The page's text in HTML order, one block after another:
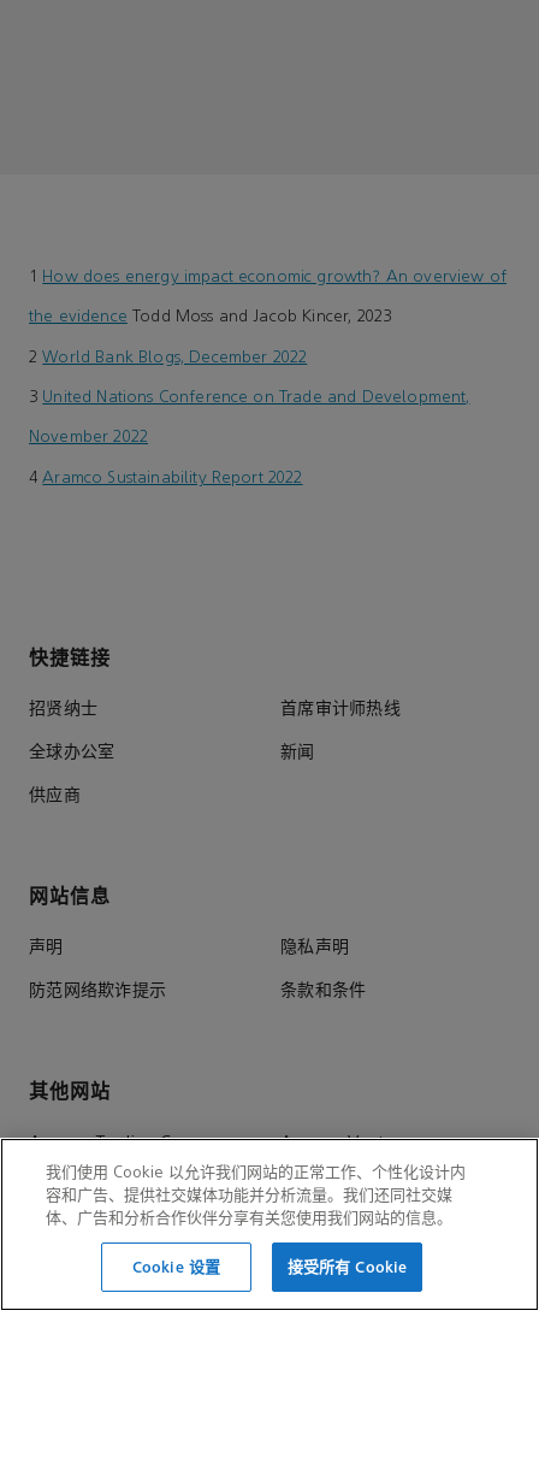
1 How does energy impact economic growth? An overview of
the evidence Todd Moss and Jacob Kincer, 2023
2World Bank Blogs, December 2022
3 United Nations Conference on Trade and Development,
November 2022
4Aramco Sustainability Report 2022
快捷链接
招贤纳士 首席审计师热线
全球办公室 新闻
供应商
网站信息
声明 隐私声明
防范网络欺诈提示 条款和条件
其他网站
Aramco Trading Company Aramco Ventures
王国内整体价值提升计划
(IKTVA)
阿卜杜勒阿齐兹国王世界文化
中心 (Ithra)
社交媒体
我们使用 Cookie 以允许我们网站的正常工作、个性化设计内
容和广告、提供社交媒体功能并分析流量。我们还同社交媒
体、广告和分析合作伙伴分享有关您使用我们网站的信息。
Cookie 设置 接受所有 Cookie